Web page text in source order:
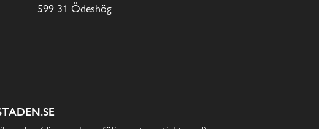
599 31 Ödeshög